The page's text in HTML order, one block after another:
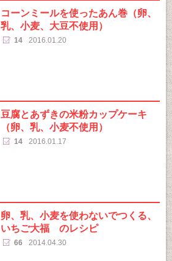
コーンミールを使ったあん巻（卵、
乳、小麦、大豆不使用）
14 2016.01.20
豆腐とあずきの米粉カップケーキ
（卵、乳、小麦不使用）
14 2016.01.17
卵、乳、小麦を使わないでつくる、
いちご大福 のレシピ
66 2014.04.30